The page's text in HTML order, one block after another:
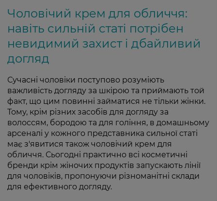
Чоловічий крем для обличчя:
навіть сильній статі потрібен
невидимий захист і дбайливий
догляд
Сучасні чоловіки поступово розуміють
важливість догляду за шкірою та приймають той
факт, що цим повинні займатися не тільки жінки.
Тому, крім різних засобів для догляду за
волоссям, бородою та для гоління, в домашньому
арсеналі у кожного представника сильної статі
має з'явитися також чоловічий крем для
обличчя. Сьогодні практично всі косметичні
бренди крім жіночих продуктів запускають лінії
для чоловіків, пропонуючи різноманітні склади
для ефективного догляду.